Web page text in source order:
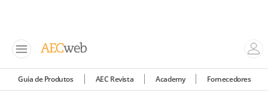
Guia de Produtos AEC Revista Academy Fornecedores